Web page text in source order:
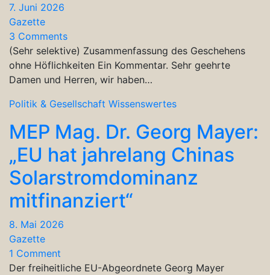
7. Juni 2026
Gazette
3 Comments
(Sehr selektive) Zusammenfassung des Geschehens
ohne Höflichkeiten Ein Kommentar. Sehr geehrte
Damen und Herren, wir haben…
Politik & Gesellschaft Wissenswertes
MEP Mag. Dr. Georg Mayer:
„EU hat jahrelang Chinas
Solarstromdominanz
mitfinanziert“
8. Mai 2026
Gazette
1 Comment
Der freiheitliche EU-Abgeordnete Georg Mayer